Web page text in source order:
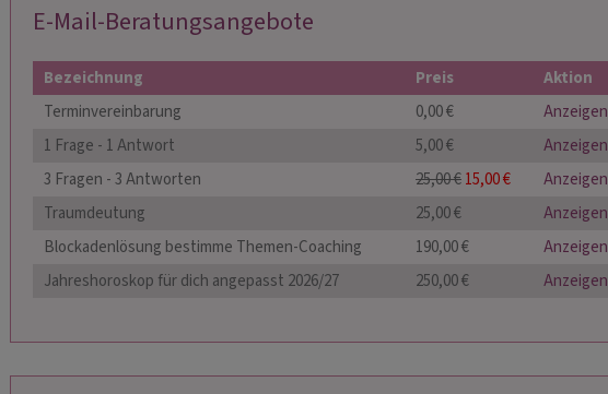
E-Mail-Beratungsangebote
Bezeichnung Preis
Aktion
Terminvereinbarung
0,00 €
Anzeigen
1 Frage - 1 Antwort
5,00 €
Anzeigen
3 Fragen - 3 Antworten
25,00 €15,00 €
Anzeigen
Traumdeutung
25,00 €
Anzeigen
Blockadenlösung bestimme Themen-Coaching
190,00 €
Anzeigen
Jahreshoroskop für dich angepasst 2026/27
250,00 € Anzeigen